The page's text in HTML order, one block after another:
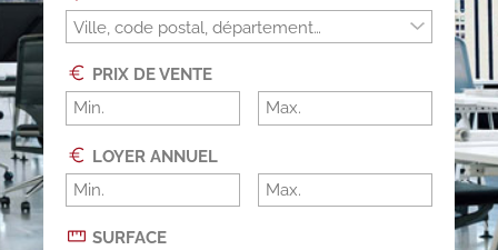
PRIX DE VENTE
LOYER ANNUEL
SURFACE